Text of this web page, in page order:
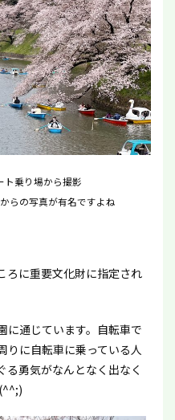
ト乗り場から撮影
らの写真が有名ですよね
ろに重要文化財に指定され
に通じています。自転車で
りに自転車に乗っている人
る勇気がなんとなく出なく